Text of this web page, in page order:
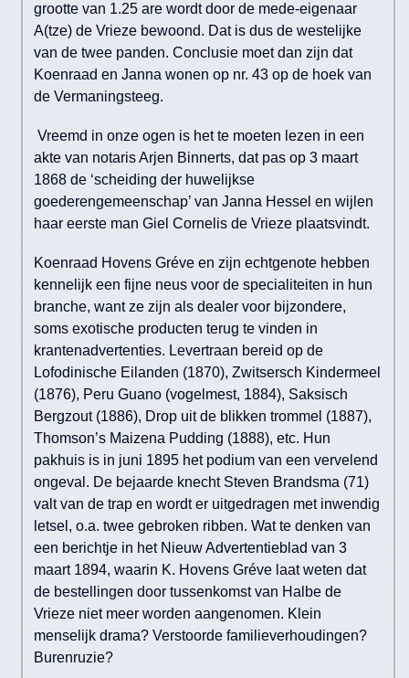
grootte van 1.25 are wordt door de mede-eigenaar
A(tze) de Vrieze bewoond. Dat is dus de westelijke
van de twee panden. Conclusie moet dan zijn dat
Koenraad en Janna wonen op nr. 43 op de hoek van
de Vermaningsteeg.
Vreemd in onze ogen is het te moeten lezen in een
akte van notaris Arjen Binnerts, dat pas op 3 maart
1868 de ‘scheiding der huwelijkse
goederengemeenschap’ van Janna Hessel en wijlen
haar eerste man Giel Cornelis de Vrieze plaatsvindt.
Koenraad Hovens Gréve en zijn echtgenote hebben
kennelijk een fijne neus voor de specialiteiten in hun
branche, want ze zijn als dealer voor bijzondere,
soms exotische producten terug te vinden in
krantenadvertenties. Levertraan bereid op de
Lofodinische Eilanden (1870), Zwitsersch Kindermeel
(1876), Peru Guano (vogelmest, 1884), Saksisch
Bergzout (1886), Drop uit de blikken trommel (1887),
Thomson’s Maizena Pudding (1888), etc. Hun
pakhuis is in juni 1895 het podium van een vervelend
ongeval. De bejaarde knecht Steven Brandsma (71)
valt van de trap en wordt er uitgedragen met inwendig
letsel, o.a. twee gebroken ribben. Wat te denken van
een berichtje in het Nieuw Advertentieblad van 3
maart 1894, waarin K. Hovens Gréve laat weten dat
de bestellingen door tussenkomst van Halbe de
Vrieze niet meer worden aangenomen. Klein
menselijk drama? Verstoorde familieverhoudingen?
Burenruzie?